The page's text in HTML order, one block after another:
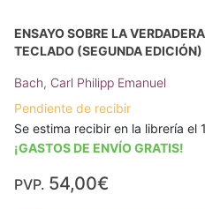
ENSAYO SOBRE LA
TECLADO (SEGUNDA EDICIÓN)
Bach, Carl Philipp Emanuel
Pendiente de recibir
Se estima recibir en la librería el
¡GASTOS DE ENVÍO GRATIS!
PVP. 54,00€